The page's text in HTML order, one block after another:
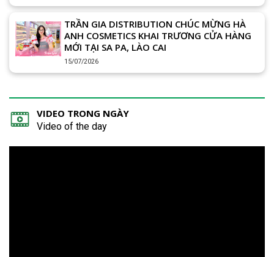
TRẦN GIA DISTRIBUTION CHÚC MỪNG HÀ
ANH COSMETICS KHAI TRƯƠNG CỬA HÀNG
MỚI TẠI SA PA, LÀO CAI
15/07/2026
VIDEO TRONG NGÀY
Video of the day